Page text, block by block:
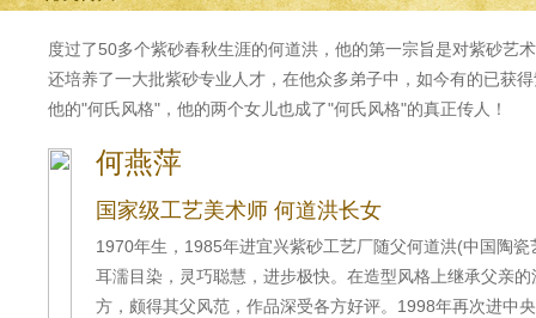
度过了50多个紫砂春秋生涯的何道洪，他的第一宗旨是对紫砂艺
还培养了一大批紫砂专业人才，在他众多弟子中，如今有的已获
他的"何氏风格"，他的两个女儿也成了"何氏风格"的真正传人！
何燕萍
国家级工艺美术师 何道洪长女
1970年生，1985年进宜兴紫砂工艺厂随父何道洪(中国陶
耳濡目染，灵巧聪慧，进步极快。在造型风格上继承父亲
方，颇得其父风范，作品深受各方好评。1998年再次进中